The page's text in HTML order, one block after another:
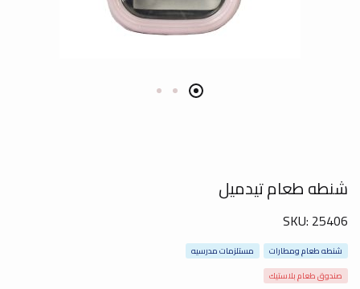
شنطه طعام تيدميل
SKU: 25406
شنطه طعام ومطارات
مستلزمات مدرسيه
صندوق طعام بلاستيك